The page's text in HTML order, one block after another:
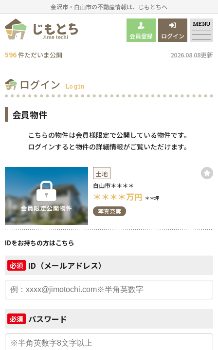
金沢市・白山市の不動産情報は、じもとちへ
596件ただいま公開 2026.08.08更新
会員登録 ログイン
MENU
ログイン Login
会員物件
こちらの物件は会員様限定で公開している物件です。
ログインすると物件の詳細情報がご覧いただけます。
土地
白山市＊＊＊＊
＊＊＊＊万円 ＊＊坪
写真充実
IDをお持ちの方はこちら
必須 ID（メールアドレス）
必須 パスワード